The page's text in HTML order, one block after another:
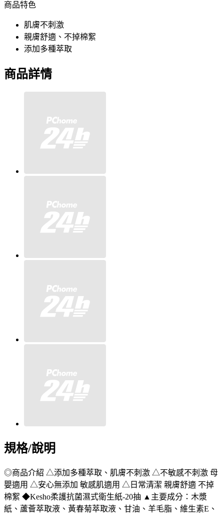
商品特色
肌膚不刺激
親膚舒適、不掉棉絮
添加多種萃取
商品詳情
規格/說明
◎商品介紹 △添加多種萃取、肌膚不刺激 △不敏感不刺激 母
嬰適用 △安心無添加 敏感肌適用 △日常清潔 親膚舒適 不掉
棉絮 ◆Kesho柔護抗菌濕式衛生紙-20抽 ▲主要成分：木漿
紙、蘆薈萃取液、黃春菊萃取液、甘油、羊毛脂、維生素E、